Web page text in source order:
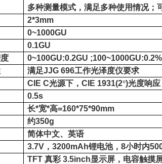
多种测量模式，满足多种使用情况；
2*3mm
0~1000GU
0.1GU
0~100GU:0.2GU
满足JJG 696工作光泽度仪要求
CIE C光源下， CIE 1931(2°)光度响应
0.5s
长*宽*高=160*75*90mm
约350g
简体中文、英语
3.7V ， 3200mAh锂电池， 8小时内
TFT 真彩 3.5inch显示屏，电容触摸